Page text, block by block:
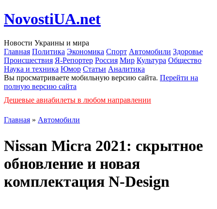
NovostiUA.net
Новости Украины и мира
Главная Политика Экономика Спорт Автомобили Здоровье
Происшествия Я-Репортер Россия Мир Культура Общество
Наука и техника Юмор Статьи Аналитика
Вы просматриваете мобильную версию сайта. Перейти на
полную версию сайта
Дешевые авиабилеты в любом направлении
Главная » Автомобили
Nissan Micra 2021: скрытное
обновление и новая
комплектация N-Design